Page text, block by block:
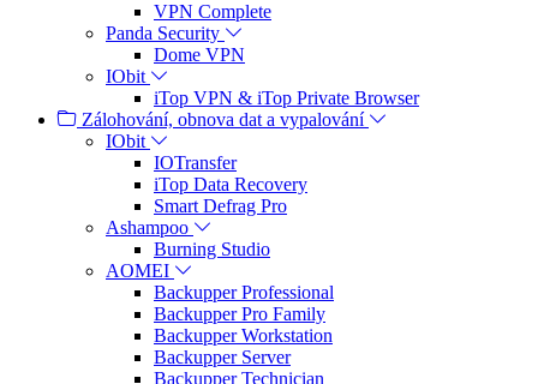
VPN Complete
Panda Security
Dome VPN
IObit
iTop VPN & iTop Private Browser
Zálohování, obnova dat a vypalování
IObit
IOTransfer
iTop Data Recovery
Smart Defrag Pro
Ashampoo
Burning Studio
AOMEI
Backupper Professional
Backupper Pro Family
Backupper Workstation
Backupper Server
Backupper Technician